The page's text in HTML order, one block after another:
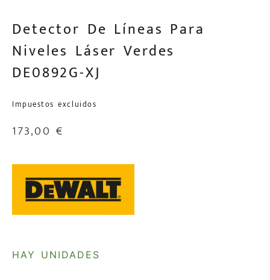
Detector De Líneas Para
Niveles Láser Verdes
DE0892G-XJ
Impuestos excluidos
173,00€
HAY UNIDADES